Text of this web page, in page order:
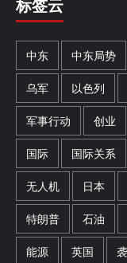
标签云
中东 中东局势
乌军 以色列
军事行动 创业
国际 国际关系
无人机 日本
特朗普 石油
能源 英国